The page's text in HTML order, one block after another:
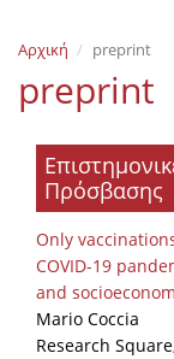
Εκδόσεις
Ενημέρωση
Αρχική preprint
preprint
Πρόσβασης
Only
COVID-19
and
Mario Coccia
Research